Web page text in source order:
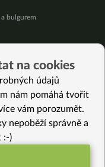
bulgurem
na cookies
údajů
nám pomáhá tvořit
vám porozumět.
nepoběží správně a
:-)